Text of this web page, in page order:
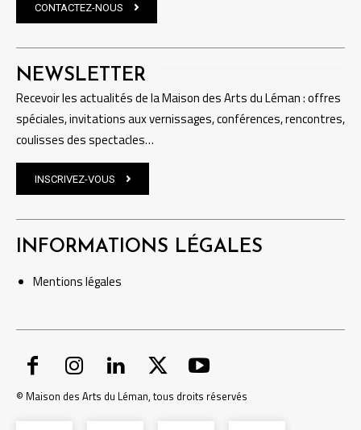
CONTACTEZ-NOUS
NEWSLETTER
Recevoir les actualités de la Maison des Arts du Léman : offres
spéciales, invitations aux vernissages, conférences, rencontres,
coulisses des spectacles…
INSCRIVEZ-VOUS
INFORMATIONS LÉGALES
Mentionslégales
© Maison des Arts du Léman, tous droits réservés